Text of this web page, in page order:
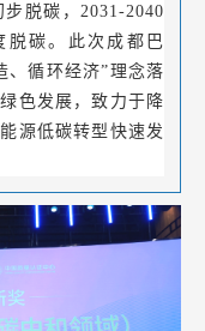
脱碳，2031-2040
脱碳。此次成都巴
、循环经济”理念落
色发展，致力于降
源低碳转型快速发